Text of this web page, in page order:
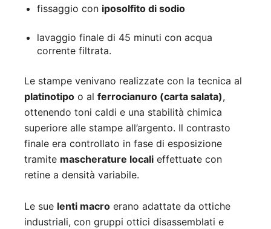
fissaggio con iposolfito di sodio
lavaggio finale di 45 minuti con acqua
corrente filtrata.
Le stampe venivano realizzate con la tecnica al
platinotipo o al ferrocianuro (carta salata),
ottenendo toni caldi e una stabilità chimica
superiore alle stampe all’argento. Il contrasto
finale era controllato in fase di esposizione
tramite mascherature locali effettuate con
retine a densità variabile.
Le sue lenti macro erano adattate da ottiche
industriali, con gruppi ottici disassemblati e